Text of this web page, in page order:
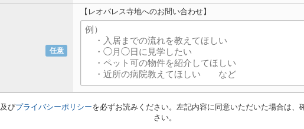
任意
【レオパレス寺地へのお問い合わせ】
及びプライバシーポリシーを必ずお読みください。左記内容に同意いただいた場合は、
さい。